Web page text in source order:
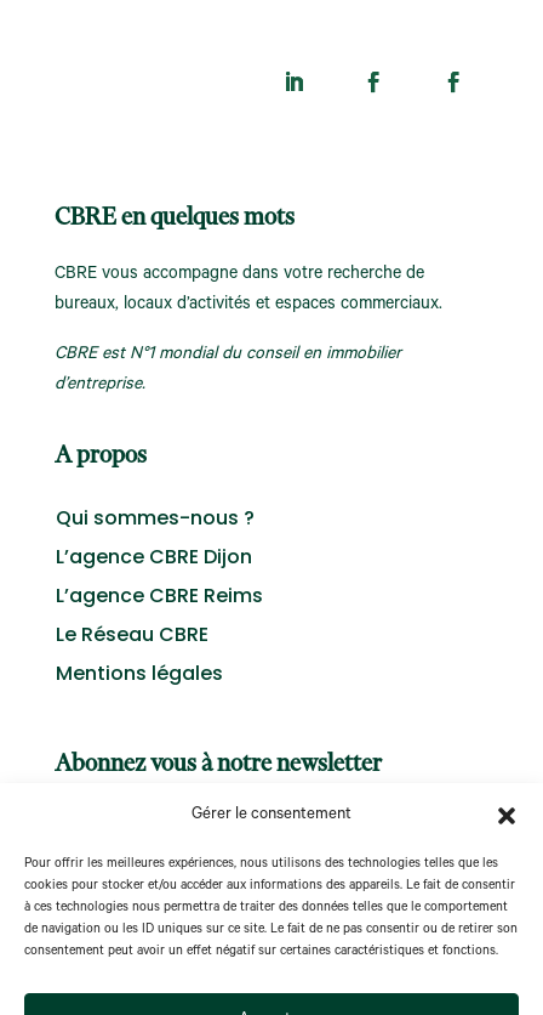
Gérer le consentement
Pour offrir les meilleures expériences, nous utilisons des technologies telles que les
cookies pour stocker et/ou accéder aux informations des appareils. Le fait de consentir
à ces technologies nous permettra de traiter des données telles que le comportement
de navigation ou les ID uniques sur ce site. Le fait de ne pas consentir ou de retirer son
consentement peut avoir un effet négatif sur certaines caractéristiques et fonctions.
CBRE en quelques mots
CBRE vous accompagne dans votre recherche de
bureaux, locaux d’activités et espaces commerciaux.
CBRE est N°1 mondial du conseil en immobilier
d’entreprise.
A propos
Qui sommes-nous ?
L’agence CBRE Dijon
L’agence CBRE Reims
Le Réseau CBRE
Mentions légales
Abonnez vous à notre newsletter
S'abonner